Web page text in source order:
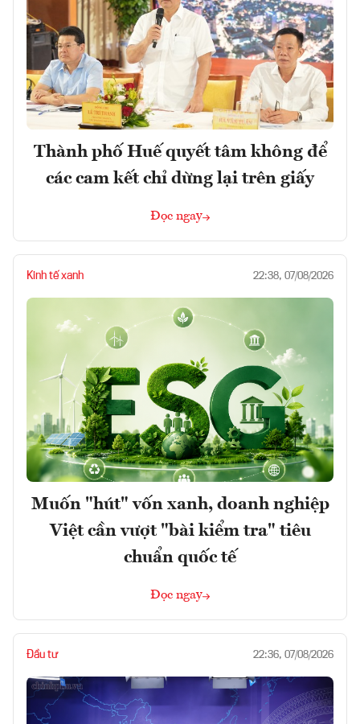
Thành phố Huế quyết tâm không để
các cam kết chỉ dừng lại trên giấy
Đọc ngay
Kinh tế xanh 22:38, 07/08/2026
Muốn "hút" vốn xanh, doanh nghiệp
Việt cần vượt "bài kiểm tra" tiêu
chuẩn quốc tế
Đọc ngay
Đầu tư 22:36, 07/08/2026